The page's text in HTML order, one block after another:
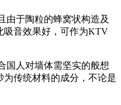
由于陶粒的蜂窝状构造及
吸音效果好，可作为KTV
国人对墙体需坚实的般想
传统材料的成分，不论是